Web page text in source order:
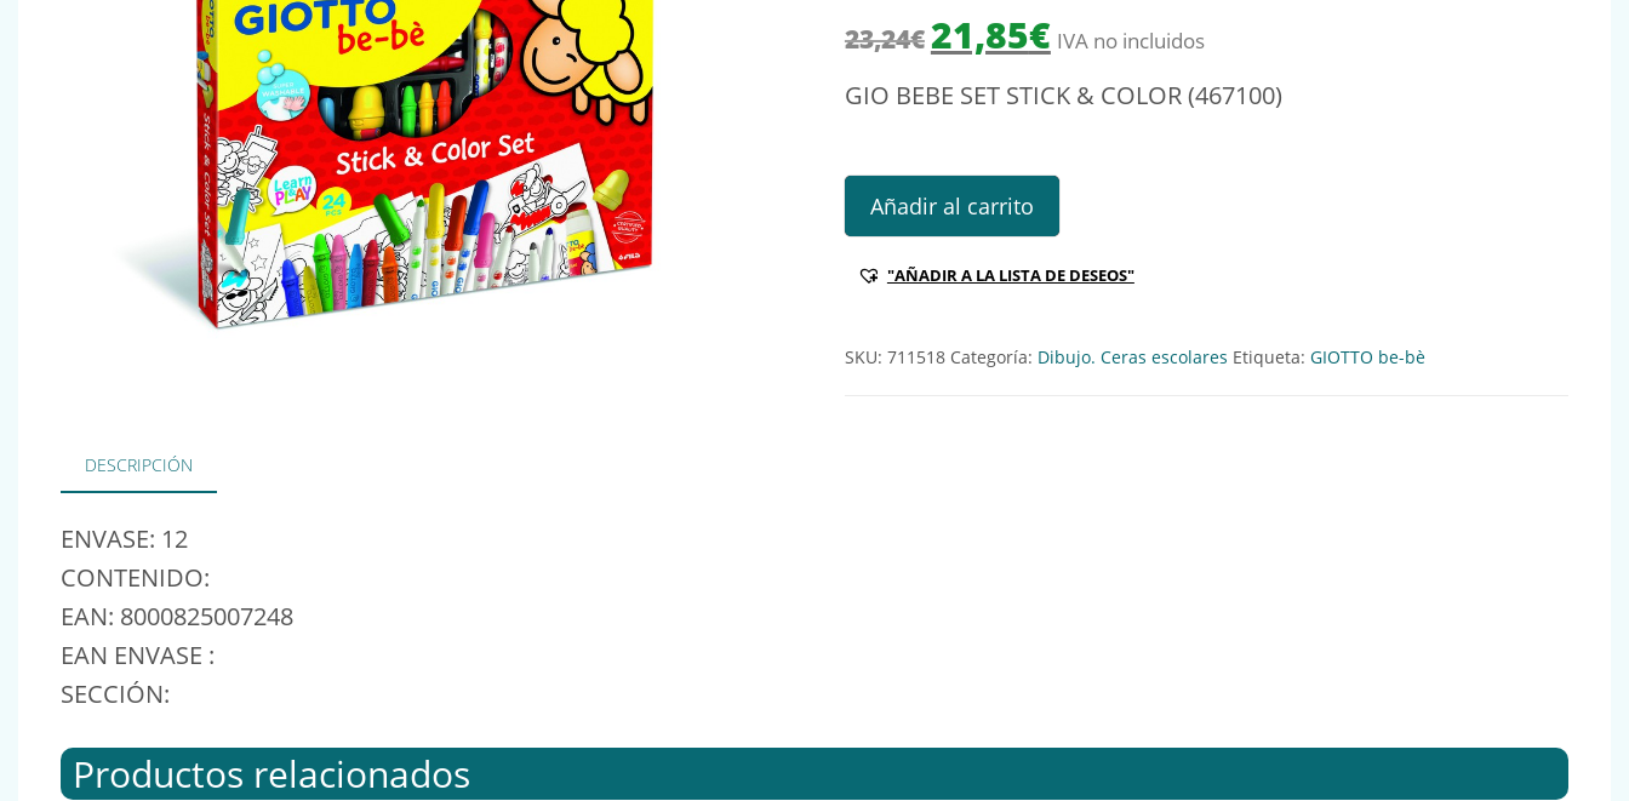
23,24€El precio original era: 23,24€.
21,85€El precio actual es: 21,85€.
IVA no incluidos
GIO BEBE SET STICK & COLOR (467100)
GIO BEBE SET STICK & COLOR (467100) Ref:711518 cantidad
Añadir al carrito
"AÑADIR A LA LISTA DE DESEOS"
SKU: 711518 Categoría: Dibujo. Ceras escolares Etiqueta: GIOTTO be-bè
DESCRIPCIÓN
ENVASE: 12
CONTENIDO:
EAN: 8000825007248
EAN ENVASE :
SECCIÓN:
Productos relacionados